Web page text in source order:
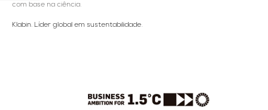
com base na ciência.
Klabin. Líder global em sustentabilidade.